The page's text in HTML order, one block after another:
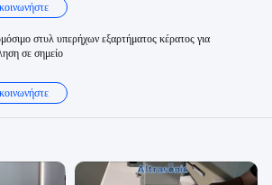
στυλ υπερήχων εξαρτήματος κέρατος για
σε σημείο